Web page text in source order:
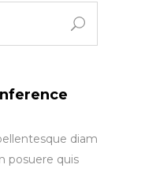
diam
posuere quis